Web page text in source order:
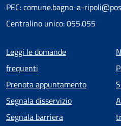
PEC: comune.bagno-a-
Centralino unico: 055.055
Menu piè di
Leggi le domande
frequenti
Prenota appuntamento
Segnala disservizio
Segnala barriera